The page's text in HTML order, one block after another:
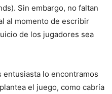
Sin embargo, no faltan
al momento de escribir
de los jugadores sea
entusiasta lo encontramos
el juego, como cabría